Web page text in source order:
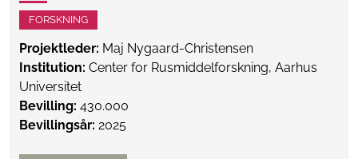
FORSKNING
Projektleder: Maj Nygaard-Christensen
Institution: Center for Rusmiddelforskning, Aarhus
Universitet
Bevilling: 430.000
Bevillingsår: 2025